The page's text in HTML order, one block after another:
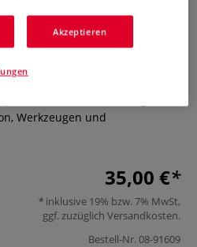
das Ihre Träume vom Malen
lässt. Aljoscha Blau teilt in
Erfahrung, gibt
Werkzeugen und
35,00 €
inklusive 19% bzw. 7% MwSt,
ggf. zuzüglich Versandkosten.
Bestell-Nr.08-91609
Akzeptieren